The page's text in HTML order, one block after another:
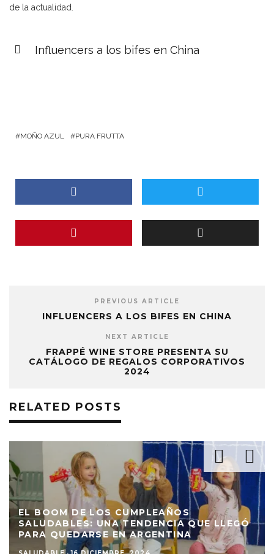
de la actualidad.
Influencers a los bifes en China
MOÑO AZUL PURA FRUTTA
PREVIOUS ARTICLE
INFLUENCERS A LOS BIFES EN CHINA
NEXT ARTICLE
FRAPPÉ WINE STORE PRESENTA SU
CATÁLOGO DE REGALOS CORPORATIVOS
2024
RELATED POSTS
EL BOOM DE LOS CUMPLEAÑOS
SALUDABLES: UNA TENDENCIA QUE LLEGÓ
PARA QUEDARSE EN ARGENTINA